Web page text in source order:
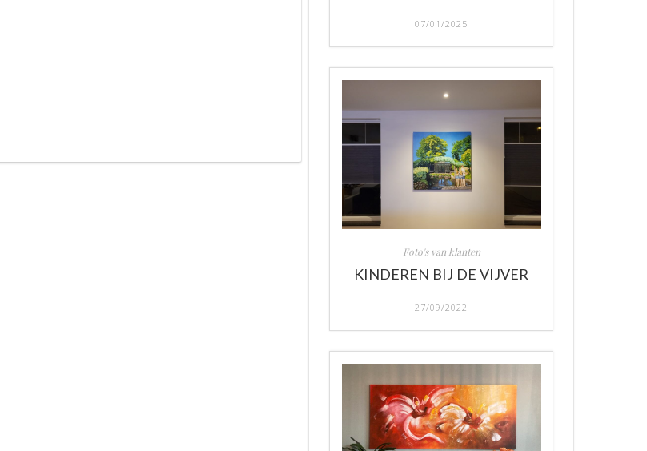
07/01/2025
Foto's van klanten
KINDEREN BIJ DE VIJVER
27/09/2022